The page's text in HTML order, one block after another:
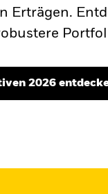
Erträgen.
2026